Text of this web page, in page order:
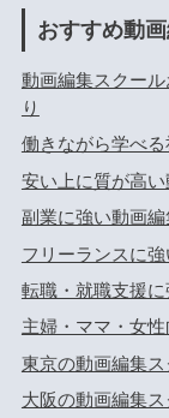
おすすめ動
動画編集スクー
り
働きながら学べ
安い上に質が高
副業に強い動画
フリーランスに
転職・就職支援
主婦・ママ・女
東京の動画編集
大阪の動画編集